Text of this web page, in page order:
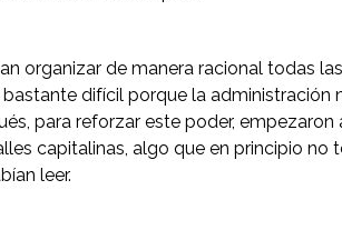
organizar de manera racional todas
difícil porque la administración
para reforzar este poder,
capitalinas, algo que en principio
leer.